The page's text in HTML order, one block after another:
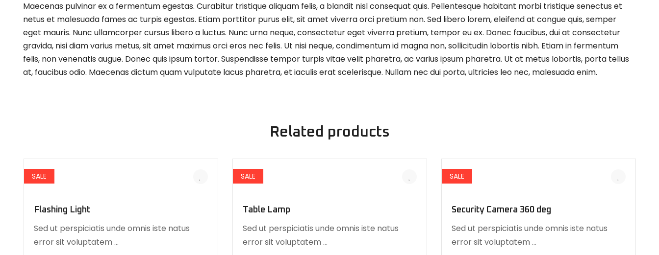
Maecenas pulvinar ex a fermentum egestas. Curabitur tristique aliquam felis, a blandit nisl consequat quis. Pellentesque habitant morbi tristique senectus et
netus et malesuada fames ac turpis egestas. Etiam porttitor purus elit, sit amet viverra orci pretium non. Sed libero lorem, eleifend at congue quis, semper
eget mauris. Nunc ullamcorper cursus libero a luctus. Nunc urna neque, consectetur eget viverra pretium, tempor eu ex. Donec faucibus, dui at consectetur
gravida, nisi diam varius metus, sit amet maximus orci eros nec felis. Ut nisi neque, condimentum id magna non, sollicitudin lobortis nibh. Etiam in fermentum
felis, non venenatis augue. Donec quis ipsum tortor. Suspendisse tempor turpis vitae velit pharetra, ac varius ipsum pharetra. Ut at metus lobortis, porta tellus
at, faucibus odio. Maecenas dictum quam vulputate lacus pharetra, et iaculis erat scelerisque. Nullam nec dui porta, ultricies leo nec, malesuada enim.
Related products
SALE
Flashing Light
Sed ut perspiciatis unde omnis iste natus
error sit voluptatem …
SALE
Table Lamp
Sed ut perspiciatis unde omnis iste natus
error sit voluptatem …
SALE
Security Camera 360 deg
Sed ut perspiciatis unde omnis iste natus
error sit voluptatem …